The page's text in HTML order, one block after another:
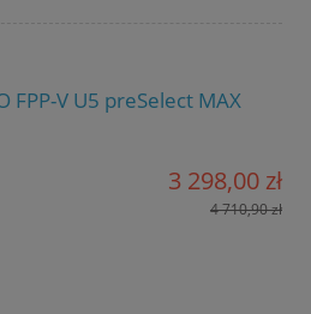
FPP-V U5 preSelect MAX
3 298,00 zł
4 710,90 zł